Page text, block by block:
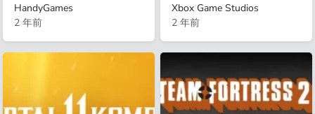
HandyGames
2 年前
Xbox Game Studios
2 年前